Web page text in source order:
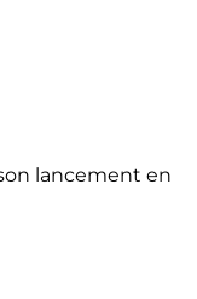
lancement en